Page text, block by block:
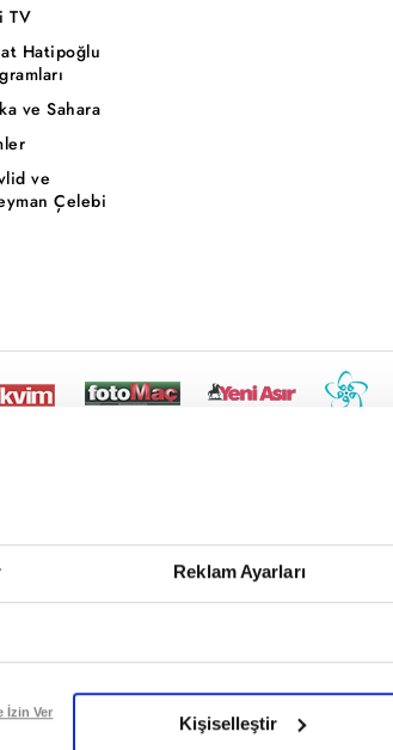
Reklam Ayarları
İzin Ver
Kişiselleştir
TV
Hatipoğlu
ve Sahara
ve
Çelebi